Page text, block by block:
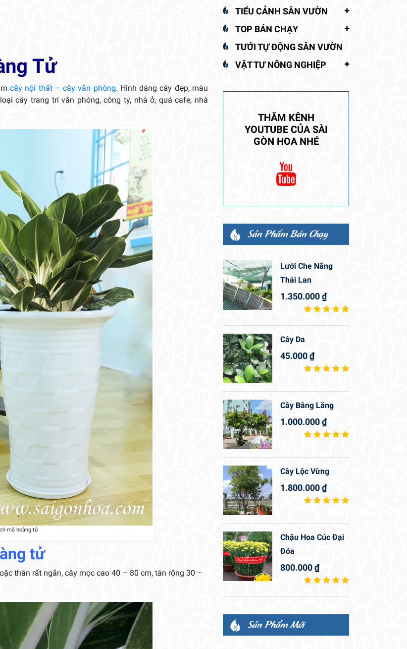
Tử
cây nội thất – cây văn phòng. Hình dáng cây đẹp, màu
cây trang trí văn phòng, công ty, nhà ở, quá cafe, nhà
mã hoàng tử
tử
thân rất ngắn, cây mọc cao 40 – 80 cm, tán rộng 30 –
TIỂU CẢNH SÂN VƯỜN
TOP BÁN CHẠY
TƯỚI TỰ ĐỘNG SÂN VƯỜN
VẬT TƯ NÔNG NGHIỆP
THĂM KÊNH
YOUTUBE CỦA SÀI
GÒN HOA NHÉ
Sản Phẩm Bán Chạy
Lưới Che Nắng
Thái Lan
1.350.000₫
Cây Da
45.000₫
Cây Bằng Lăng
1.000.000₫
Cây Lộc Vừng
1.800.000₫
Chậu Hoa Cúc Đại
Đóa
800.000₫
Sản Phẩm Mới